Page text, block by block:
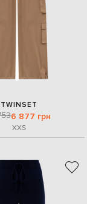
TWINSET
6 877 грн
XXS